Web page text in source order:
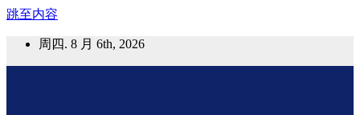
跳至内容
周四. 8 月 6th, 2026